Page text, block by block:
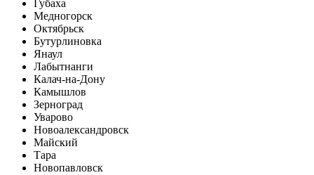
Губаха
Медногорск
Октябрьск
Бутурлиновка
Янаул
Лабытнанги
Калач-на-Дону
Камышлов
Зерноград
Уварово
Новоалександровск
Майский
Тара
Новопавловск